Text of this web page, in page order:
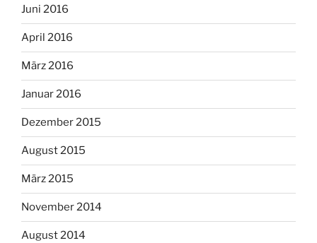
Juni 2016
April 2016
März 2016
Januar 2016
Dezember 2015
August 2015
März 2015
November 2014
August 2014